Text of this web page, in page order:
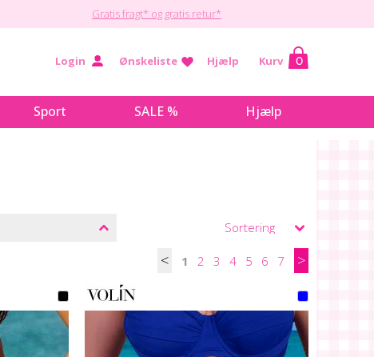
Gratis fragt* og gratis retur*
Kurv 0
Hjælp
Ønskeliste
Login
Sport SALE % Hjælp
< 1 2 3 4 5 6 7 >